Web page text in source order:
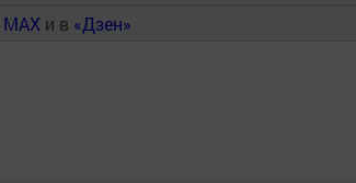
MAX и в «Дзен»